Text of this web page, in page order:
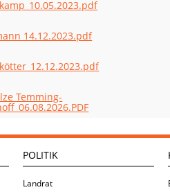
14.12.2023.pdf
Temming-
POLITIK
Landrat